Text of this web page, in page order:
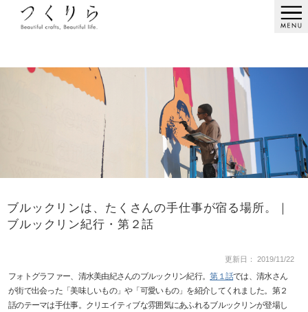
ブルックリンは、たくさんの手仕事が宿る場所。｜
ブルックリン紀行・第２話
更新日： 2019/11/22
フォトグラファー、清水美由紀さんのブルックリン紀行。第１話では、清水さん
が街で出会った「美味しいもの」や「可愛いもの」を紹介してくれました。第２
話のテーマは手仕事。クリエイティブな雰囲気にあふれるブルックリンが登場し